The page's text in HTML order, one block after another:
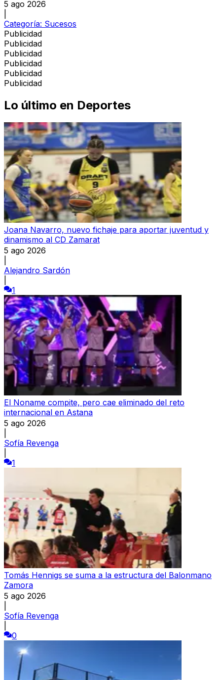
5 ago 2026
Categoría: Sucesos
Publicidad
Publicidad
Publicidad
Publicidad
Publicidad
Publicidad
Lo último en Deportes
Joana Navarro, nuevo fichaje para aportar juventud y
dinamismo al CD Zamarat
5 ago 2026
Alejandro Sardón
1
El Noname compite, pero cae eliminado del reto
internacional en Astana
5 ago 2026
Sofía Revenga
1
Tomás Hennigs se suma a la estructura del Balonmano
Zamora
5 ago 2026
Sofía Revenga
0